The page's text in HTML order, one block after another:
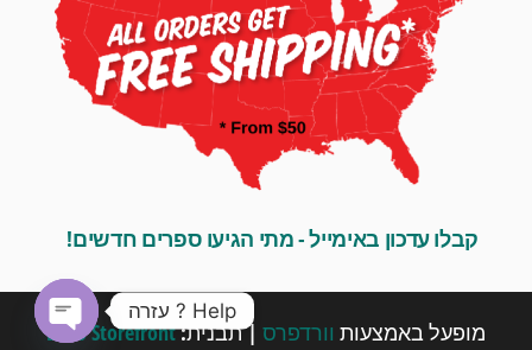
קבלו עדכון באימייל - מתי הגיעו ספרים חדשים!
מופעל באמצעות וורדפרס |תבנית:Envo Storefront
Help ? עזרה